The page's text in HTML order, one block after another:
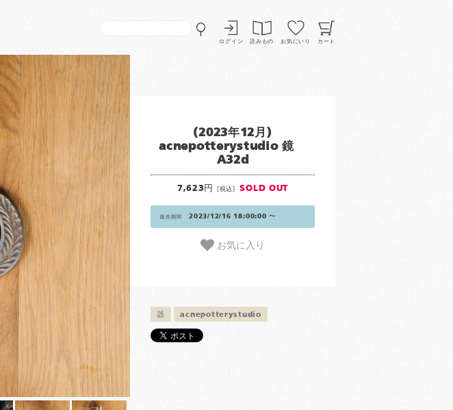
ログイン 読みもの お気にいり カート
(2023年12月)
acnepotterystudio 鏡
A32d
7,623円 [税込] SOLD OUT
販売期間 2023/12/16 18:00:00 〜
お気に入り
器 acnepotterystudio